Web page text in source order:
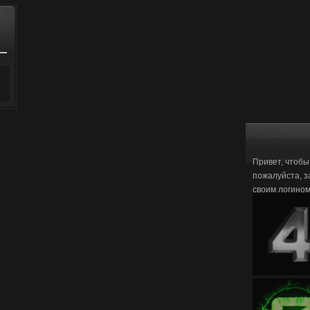
Привет,
пожалуйста,
своим логином